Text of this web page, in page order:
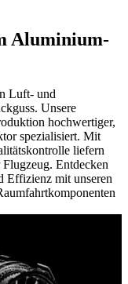
Aluminium-
Luft- und
Unsere
hochwertiger,
spezialisiert. Mit
liefern
Entdecken
Effizienz mit unseren